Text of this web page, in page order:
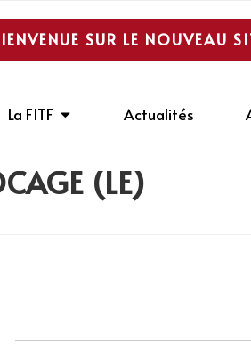
SUR LE NOUVEAU
La FITF Actualités
(LE)